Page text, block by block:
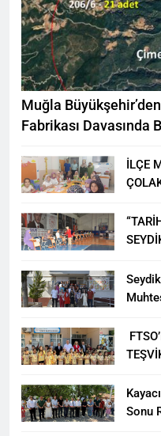
Muğla
Fabrikası
İLÇE
Sonu